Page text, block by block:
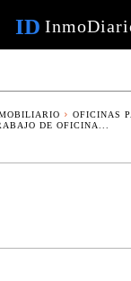
ID
OFICINAS
DE OFICINA...